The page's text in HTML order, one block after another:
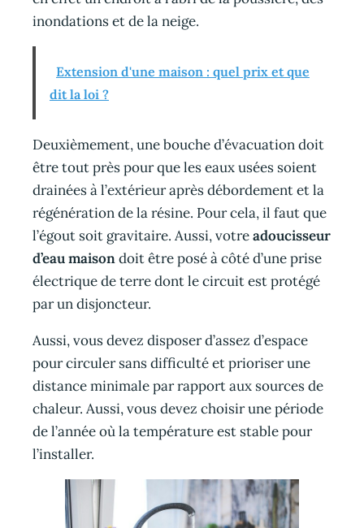
inondations et de la neige.
Extension d'une maison : quel prix et que
dit la loi ?
Deuxièmement, une bouche d’évacuation doit
être tout près pour que les eaux usées soient
drainées à l’extérieur après débordement et la
régénération de la résine. Pour cela, il faut que
l’égout soit gravitaire. Aussi, votreadoucisseur
d’eau maisondoit être posé à côté d’une prise
électrique de terre dont le circuit est protégé
par un disjoncteur.
Aussi, vous devez disposer d’assez d’espace
pour circuler sans difficulté et prioriser une
distance minimale par rapport aux sources de
chaleur. Aussi, vous devez choisir une période
de l’année où la température est stable pour
l’installer.